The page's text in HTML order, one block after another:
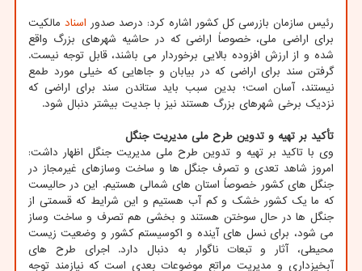
رئیس سازمان بازرسی کل کشور اشاره کرد: درصد صدور اسنادمالکیت
برای اراضی ملی، خصوصاً اراضی که در حاشیه شهرهای بزرگ واقع
شده و از ارزش افزوده بالایی برخوردار می باشند، قابل توجه نیست.
گرفتن سند برای اراضی که در بیابان و جاهایی که خیلی مورد طمع
نیستند، آسان است؛ بدین سبب باید ستاندن سند برای اراضی که
نزدیک برخی شهرهای بزرگ هستند نیز با جدیت بیشتر دنبال شود.
تأکید بر تهیه و تدوین طرح ملی مدیریت جنگل
وی با تاکید بر تهیه و تدوین طرح ملی مدیریت جنگل اظهار داشت:
امروز شاهد تعدی و تصرف جنگل ها و ساخت وسازهای غیرمجاز در
جنگل های کشور خصوصاً استان های شمالی هستیم. این در حالیست
که ما یک کشور خشک و کم آب هستیم و این شرایط که قسمتی از
جنگل ها در حال سوختن هستند و بخشی هم تصرف و ساخت وساز
می شود، برای نسل های آینده و اکوسیستم کشور و وضعیت زیست
محیطی، آثار و تبعات ناگوار به دنبال دارد. اجرای طرح های
آبخیزداری و مدیریت مراتع موضوعات بعدی است که نیازمند توجه